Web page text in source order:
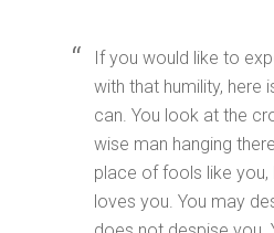
If you would like to
with that humility, here
can. You look at the
wise man hanging
place of fools like you,
loves you. You may